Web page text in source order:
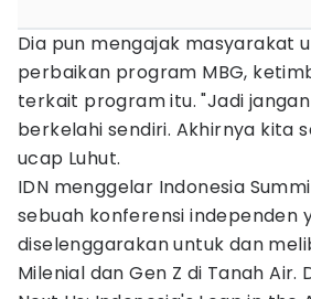
Dia pun mengajak masyarakat
perbaikan program MBG,
terkait program itu. "Jadi
berkelahi sendiri. Akhirnya kita
ucap Luhut.
IDN menggelar Indonesia
sebuah konferensi independen
diselenggarakan untuk dan
Milenial dan Gen Z di Tanah Air.